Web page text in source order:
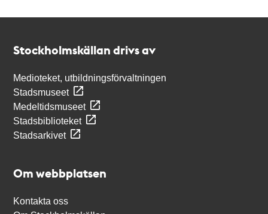
Stockholmskällan drivs av
Medioteket, utbildningsförvaltningen
Stadsmuseet
Medeltidsmuseet
Stadsbiblioteket
Stadsarkivet
Om webbplatsen
Kontakta oss